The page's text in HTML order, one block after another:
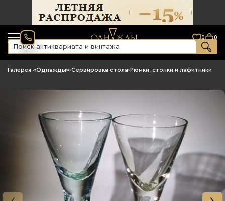
0 0
Галерея «Однажды»›Сервировка стола›Рюмки, стопки и лафитники